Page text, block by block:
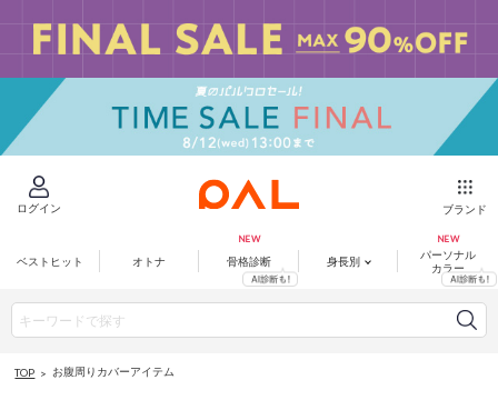
ログイン ブランド
ベストヒット オトナ 骨格診断 身長別
パーソナル
カラー
TOP お腹周りカバーアイテム